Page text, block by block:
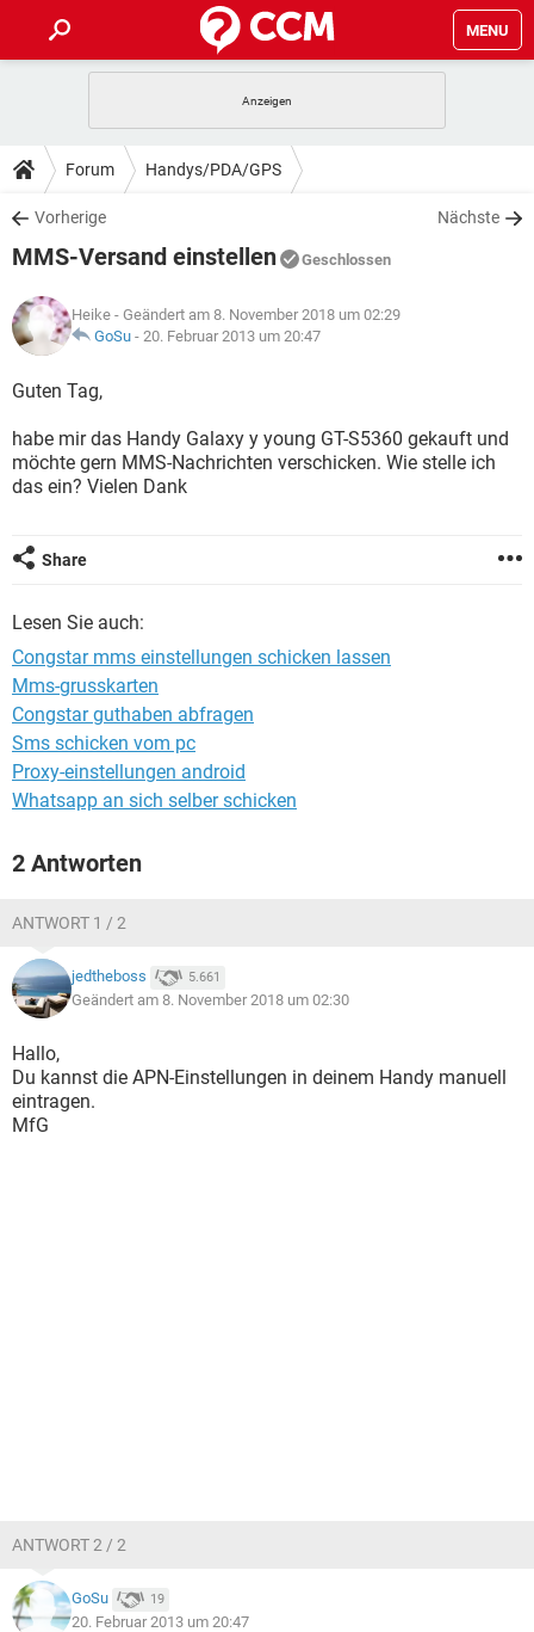
MENU
ANDROID IOS
WINDOWS 10
WHATSAPP TIKTOK
FACEBOOK
TIPPS & TRICKS
SPIELE STREAMING
WHATSAPP TIKTOK
FACEBOOK
DOWNLOADS
SPIELE STREAMING
ANDROID
WINDOWS 10 INSTAGRAM
WHATSAPP
SPIELE STREAMING
ANDROID
WINDOWS 10
WHATSAPP TIKTOK
FACEBOOK
LEXIKON
SPIELE
WINDOWS 10 INSTAGRAM
FACEBOOK
Forum Handys/PDA/GPS
Vorherige Nächste
MMS-Versand einstellen Geschlossen
Heike - Geändert am 8. November 2018 um 02:29
GoSu - 20. Februar 2013 um 20:47
Guten Tag,
habe mir das Handy Galaxy y young GT-S5360 gekauft und
möchte gern MMS-Nachrichten verschicken. Wie stelle ich
das ein? Vielen Dank
Share
Lesen Sie auch:
Congstar mms einstellungen schicken lassen
Mms-grusskarten
Congstar guthaben abfragen
Sms schicken vom pc
Proxy-einstellungen android
Whatsapp an sich selber schicken
2 Antworten
ANTWORT 1 / 2
jedtheboss 5.661
Geändert am 8. November 2018 um 02:30
Hallo,
Du kannst die APN-Einstellungen in deinem Handy manuell
eintragen.
MfG
ANTWORT 2 / 2
GoSu 19
20. Februar 2013 um 20:47